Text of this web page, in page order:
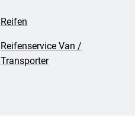
Reifen
Reifenservice Van /
Transporter